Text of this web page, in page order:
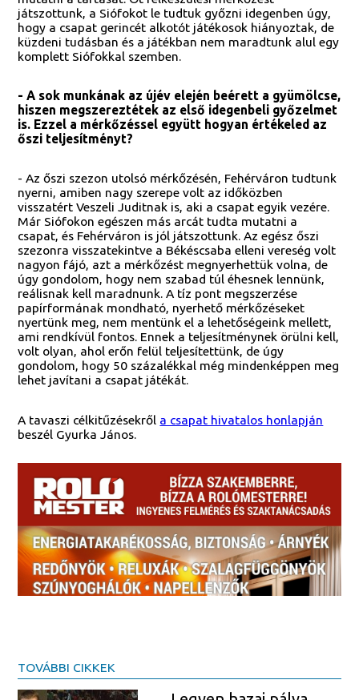
játszottunk, a Siófokot le tudtuk győzni idegenben úgy,
hogy a csapat gerincét alkotót játékosok hiányoztak, de
küzdeni tudásban és a játékban nem maradtunk alul egy
komplett Siófokkal szemben.
- A sok munkának az újév elején beérett a gyümölcse,
hiszen megszereztétek az első idegenbeli győzelmet
is. Ezzel a mérkőzéssel együtt hogyan értékeled az
őszi teljesítményt?
- Az őszi szezon utolsó mérkőzésén, Fehérváron tudtunk
nyerni, amiben nagy szerepe volt az időközben
visszatért Veszeli Juditnak is, aki a csapat egyik vezére.
Már Siófokon egészen más arcát tudta mutatni a
csapat, és Fehérváron is jól játszottunk. Az egész őszi
szezonra visszatekintve a Békéscsaba elleni vereség volt
nagyon fájó, azt a mérkőzést megnyerhettük volna, de
úgy gondolom, hogy nem szabad túl éhesnek lennünk,
reálisnak kell maradnunk. A tíz pont megszerzése
papírformának mondható, nyerhető mérkőzéseket
nyertünk meg, nem mentünk el a lehetőségeink mellett,
ami rendkívül fontos. Ennek a teljesítménynek örülni kell,
volt olyan, ahol erőn felül teljesítettünk, de úgy
gondolom, hogy 50 százalékkal még mindenképpen meg
lehet javítani a csapat játékát.
A tavaszi célkitűzésekről a csapat hivatalos honlapján
beszél Gyurka János.
TOVÁBBI CIKKEK